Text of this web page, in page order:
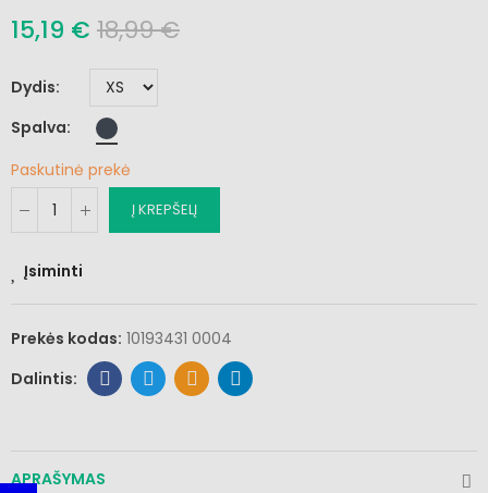
15,19 € 18,99 €
Dydis
Spalva
Paskutinė prekė
Į KREPŠELĮ
Įsiminti
Prekės kodas: 10193431 0004
APRAŠYMAS